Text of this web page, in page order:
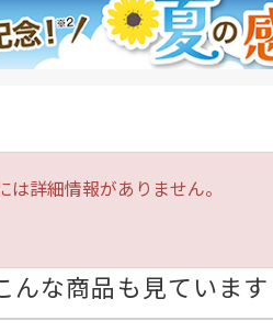
詳細情報がありません。
んな商品も見ています